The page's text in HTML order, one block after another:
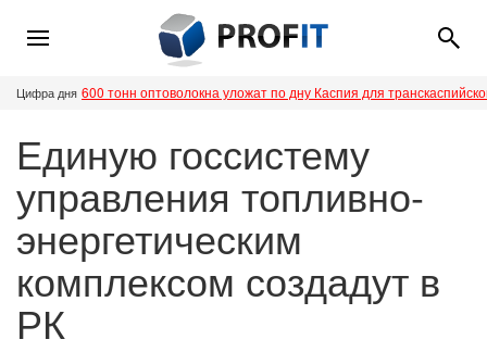
Цифра дня 600 тонн оптоволокна уложат по дну Каспия для
Единую госсистему
управления топливно-
энергетическим
комплексом создадут в
РК